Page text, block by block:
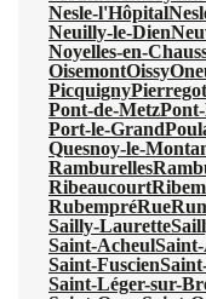
Nesle-l'Hôpital
Neuilly-le-Dien
Noyelles-en-
OisemontOissy
PicquignyPierregot
Pont-de-Metz
Port-le-Grand
Quesnoy-le-
Ramburelles
Ribeaucourt
RubempréRue
Sailly-Laurette
Saint-Acheul
Saint-Fuscien
Saint-Léger-sur-